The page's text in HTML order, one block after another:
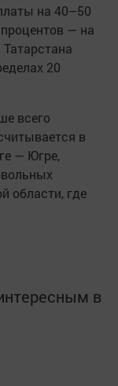
на 40–50
— на
20
всего
в
— Югре,
области, где
в